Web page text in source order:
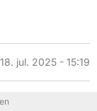
18. jul. 2025 - 15:19